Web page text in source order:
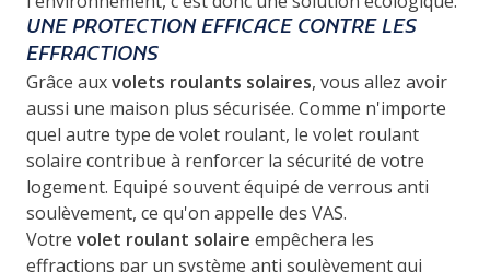
UNE PROTECTION EFFICACE CONTRE LES
EFFRACTIONS
Grâce auxvolets roulants solaires, vous allez avoir
aussi une maison plus sécurisée. Comme n'importe
quel autre type de volet roulant, le volet roulant
solaire contribue à renforcer la sécurité de votre
logement. Equipé souvent équipé de verrous anti
soulèvement, ce qu'on appelle des VAS.
Votre volet roulant solaire empêchera les
effractions par un système anti soulèvement qui